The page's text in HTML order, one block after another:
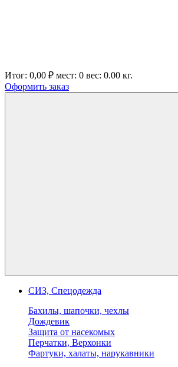
Итог: 0,00 ₽ мест: 0 вес: 0.00 кг.
Оформить заказ
СИЗ, Спецодежда
Бахилы, шапочки, чехлы
Дождевик
Защита от насекомых
Перчатки, Верхонки
Фартуки, халаты, нарукавники